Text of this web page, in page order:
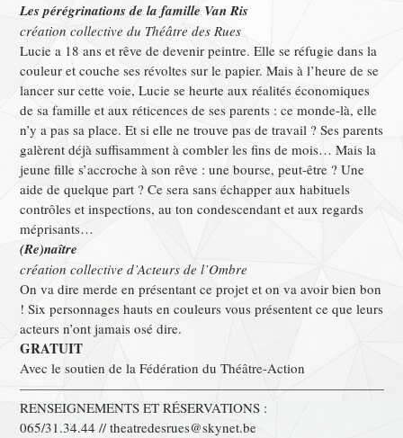
Les pérégrinations de la famille Van Ris
création collective du Théâtre des Rues
Lucie a 18 ans et rêve de devenir peintre. Elle se réfugie dans la
couleur et couche ses révoltes sur le papier. Mais à l’heure de se
lancer sur cette voie, Lucie se heurte aux réalités économiques
de sa famille et aux réticences de ses parents : ce monde-là, elle
n’y a pas sa place. Et si elle ne trouve pas de travail ? Ses parents
galèrent déjà suffisamment à combler les fins de mois… Mais la
jeune fille s’accroche à son rêve : une bourse, peut-être ? Une
aide de quelque part ? Ce sera sans échapper aux habituels
contrôles et inspections, au ton condescendant et aux regards
méprisants…
(Re)naître
création collective d’Acteurs de l’Ombre
On va dire merde en présentant ce projet et on va avoir bien bon
! Six personnages hauts en couleurs vous présentent ce que leurs
acteurs n’ont jamais osé dire.
GRATUIT
Avec le soutien de la Fédération du Théâtre-Action
———————————————————————————
RENSEIGNEMENTS ET RÉSERVATIONS :
065/31.34.44 // theatredesrues@skynet.be